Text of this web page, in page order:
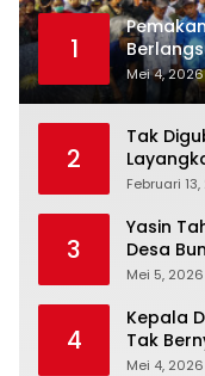
1
Larut
Mei 4, 2026
2
Tak
Oknum
Februari
3
Yasin
Desa
Mei 5, 2026
4
Kepala
Tak
Bunuh
Mei 4, 2026